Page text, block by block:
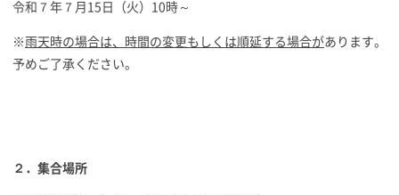
令和７年７月15日（火）10時～
※ 雨天時の場合は、時間の変更もしくは順延する場合があります。
予めご了承ください。
２．集合場所